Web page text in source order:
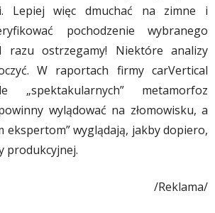
Lepiej więc dmuchać na zimne i
pochodzenie wybranego
razu ostrzegamy! Niektóre analizy
W raportach firmy carVertical
„spektakularnych” metamorfoz
wylądować na złomowisku, a
ekspertom” wyglądają, jakby dopiero,
produkcyjnej.
/Reklama/